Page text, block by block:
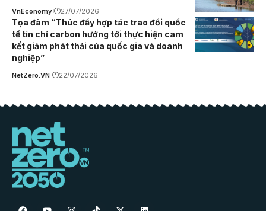
VnEconomy 27/07/2026
Tọa đàm “Thúc đẩy hợp tác trao đổi quốc
tế tín chỉ carbon hướng tới thực hiện cam
kết giảm phát thải của quốc gia và doanh
nghiệp”
NetZero.VN 22/07/2026